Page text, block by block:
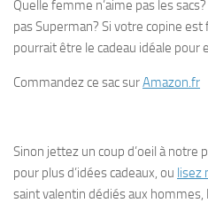
Quelle femme n’aime pas les
pas Superman? Si votre copine est
pourrait être le cadeau idéale pour
Commandez ce sac surAmazon.fr
Sinon jettez un coup d’oeil à notre
pour plus d’idées cadeaux, ou lisez
saint valentin dédiés aux hommes,